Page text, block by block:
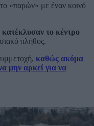
«παρών» με έναν κοινό
κατέκλυσαν το κέντρο
πλήθος.
καθώς ακόμα
μην αρκεί για να